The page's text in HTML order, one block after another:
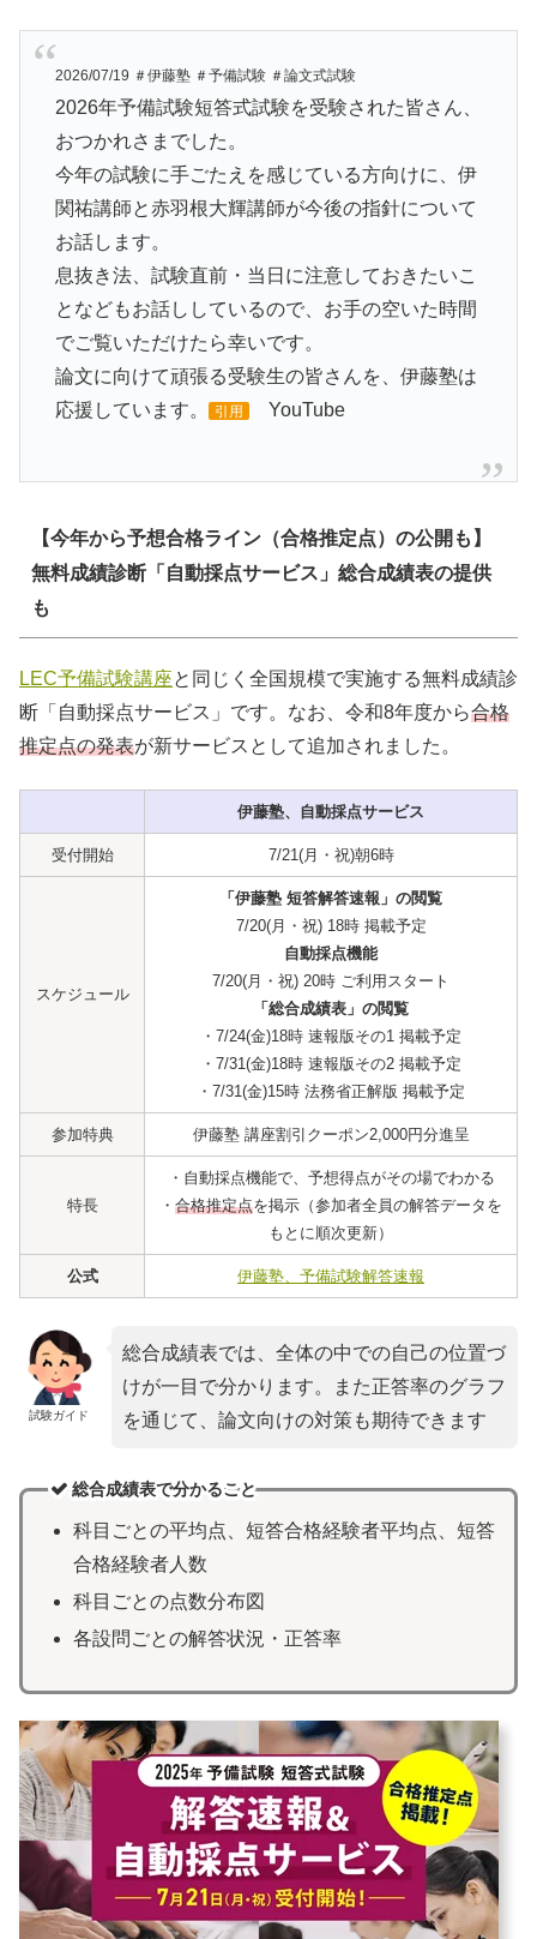
2026/07/19 ＃伊藤塾 ＃予備試験 ＃論文式試験
2026年予備試験短答式試験を受験された皆さん、
おつかれさまでした。
今年の試験に手ごたえを感じている方向けに、伊
関祐講師と赤羽根大輝講師が今後の指針について
お話します。
息抜き法、試験直前・当日に注意しておきたいこ
となどもお話ししているので、お手の空いた時間
でご覧いただけたら幸いです。
論文に向けて頑張る受験生の皆さんを、伊藤塾は
応援しています。
引用 YouTube
【今年から予想合格ライン（合格推定点）の公開も】
無料成績診断「自動採点サービス」総合成績表の提供
も
LEC予備試験講座と同じく全国規模で実施する無料成績診
断「自動採点サービス」です。なお、令和8年度から合格
推定点の発表が新サービスとして追加されました。
伊藤塾、自動採点サービス
受付開始 7/21(月・祝)朝6時
スケジュール
「伊藤塾 短答解答速報」の閲覧
7/20(月・祝) 18時 掲載予定
自動採点機能
7/20(月・祝) 20時 ご利用スタート
「総合成績表」の閲覧
・7/24(金)18時 速報版その1 掲載予定
・7/31(金)18時 速報版その2 掲載予定
・7/31(金)15時 法務省正解版 掲載予定
参加特典 伊藤塾 講座割引クーポン2,000円分進呈
特長
・自動採点機能で、予想得点がその場でわかる
・ 合格推定点を掲示（参加者全員の解答データを
もとに順次更新）
公式 伊藤塾、予備試験解答速報
試験ガイド
総合成績表では、全体の中での自己の位置づ
けが一目で分かります。また正答率のグラフ
を通じて、論文向けの対策も期待できます
総合成績表で分かること
科目ごとの平均点、短答合格経験者平均点、短答
合格経験者人数
科目ごとの点数分布図
各設問ごとの解答状況・正答率